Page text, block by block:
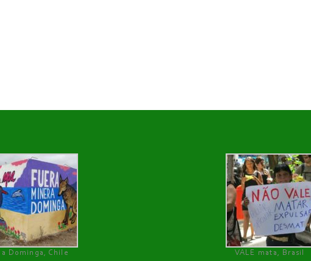
a Dominga, Chile
VALE mata, Brasil